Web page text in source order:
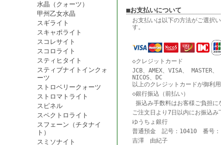
水晶（クォーツ）
甲州乙女水晶
スギライト
スキャポライト
スコレサイト
スコロライト
スティヒタイト
スティブナイトインクォ
ーツ
ストロベリークォーツ
ストロマトライト
スピネル
スペクトロライト
スフェーン（チタナイ
ト）
スミソナイト
■お支払いについて
お支払いは以下の方法がご選択
す。
◇クレジットカード
JCB、AMEX、VISA、 MASTER
NICOS、DC
以上のクレジットカードが御利
◇銀行振込（前払い）
振込み手数料はお客様ご負担に
ご注文日より7日以内にお振込み
ゆうちょ銀行
普通預金 記号：10410 番号：
吉澤 由紀子